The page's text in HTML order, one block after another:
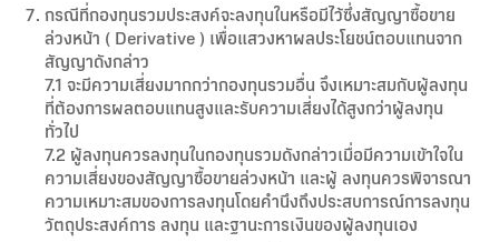
กรณีที่กองทุนรวมประสงค์จะลงทุนในหรือมีไว้ซึ่งสัญญาซื้อขาย
ล่วงหน้า ( Derivative ) เพื่อแสวงหาผลประโยชน์ตอบแทนจาก
สัญญาดังกล่าว
7.1 จะมีความเสี่ยงมากกว่ากองทุนรวมอื่น จึงเหมาะสมกับผู้ลงทุน
ที่ต้องการผลตอบแทนสูงและรับความเสี่ยงได้สูงกว่าผู้ลงทุน
ทั่วไป
7.2 ผู้ลงทุนควรลงทุนในกองทุนรวมดังกล่าวเมื่อมีความเข้าใจใน
ความเสี่ยงของสัญญาซื้อขายล่วงหน้า และผู้ ลงทุนควรพิจารณา
ความเหมาะสมของการลงทุนโดยคำนึงถึงประสบการณ์การลงทุน
วัตถุประสงค์การ ลงทุน และฐานะการเงินของผู้ลงทุนเอง